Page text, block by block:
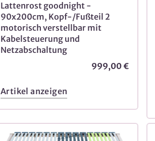
Lattenrost goodnight -
90x200cm, Kopf-/Fußteil 2
motorisch verstellbar mit
Kabelsteuerung und
Netzabschaltung
999,00 €
Artikel anzeigen